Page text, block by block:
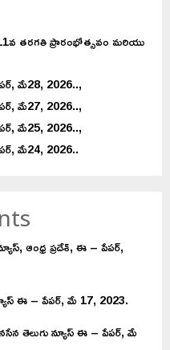
తరగతి ప్రారంభోత్సవం మరియు
మే28, 2026..,
మే27, 2026..,
మే25, 2026..,
మే24, 2026..
ఆంధ్ర ప్రదేశ్, ఈ – పేపర్,
ఈ – పేపర్, మే 17, 2023.
తెలుగు న్యూస్ ఈ – పేపర్, మే